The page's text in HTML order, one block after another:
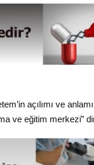
açılımı ve
ve eğitim merkezi”